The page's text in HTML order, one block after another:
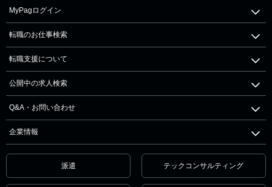
MyPagログイン
転職のお仕事検索
転職支援について
公開中の求人検索
Q&A・お問い合わせ
企業情報
派遣 テックコンサルティング